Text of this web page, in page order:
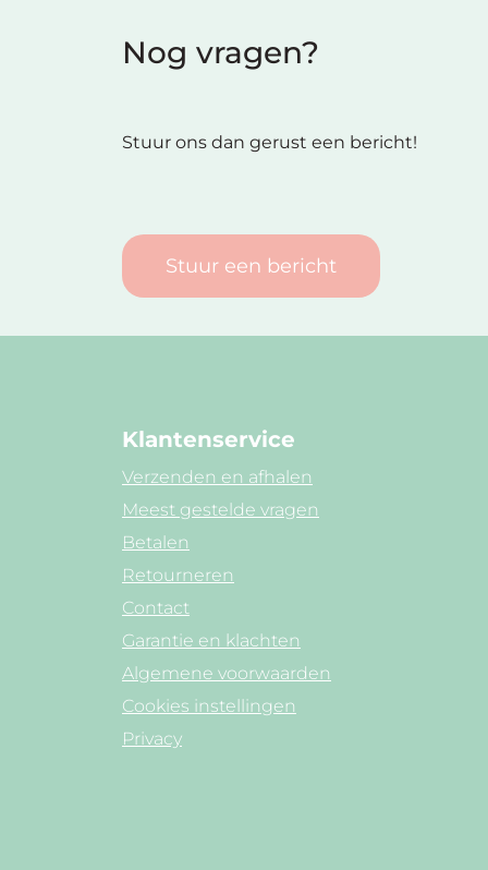
Nog vragen?
Stuur ons dan gerust een bericht!
Stuur een bericht
Klantenservice
Verzenden en afhalen
Meest gestelde vragen
Betalen
Retourneren
Contact
Garantie en klachten
Algemene voorwaarden
Cookies instellingen
Privacy